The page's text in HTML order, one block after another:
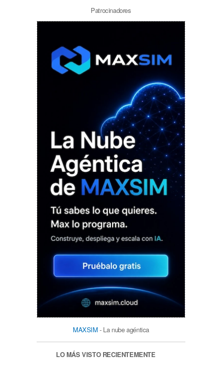
Patrocinadores
MAXSIM - La nube agéntica
LO MÁS VISTO RECIENTEMENTE